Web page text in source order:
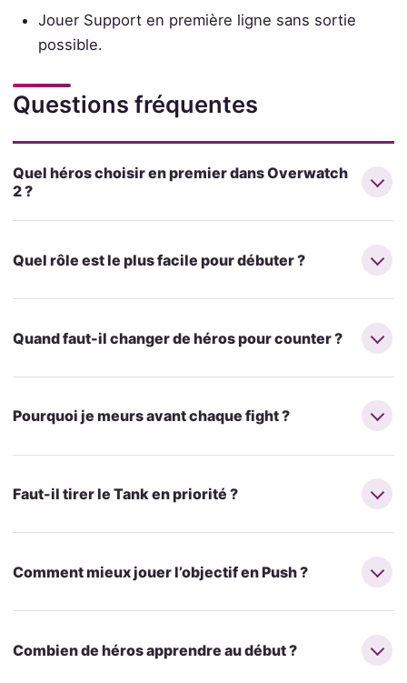
Jouer Support en première ligne sans sortie
possible.
Questions fréquentes
Quel héros choisir en premier dans Overwatch
2 ?
Quel rôle est le plus facile pour débuter ?
Quand faut-il changer de héros pour counter ?
Pourquoi je meurs avant chaque fight ?
Faut-il tirer le Tank en priorité ?
Comment mieux jouer l’objectif en Push ?
Combien de héros apprendre au début ?